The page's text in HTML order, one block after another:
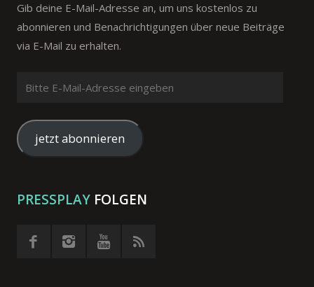
Gib deine E-Mail-Adresse an, um uns kostenlos zu
abonnieren und Benachrichtigungen über neue Beiträge
via E-Mail zu erhalten.
Mail-
Adresse
eingeben
jetzt abonnieren
PRESSPLAY FOLGEN